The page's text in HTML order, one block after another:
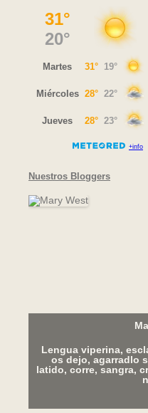
Nuestros Bloggers
Lengua viperina,
os dejo, agarradlo
latido, corre, sangra,